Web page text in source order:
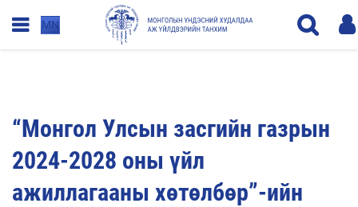
MN
“Монгол Улсын засгийн газрын
2024-2028 оны үйл
ажиллагааны хөтөлбөр”-ийн